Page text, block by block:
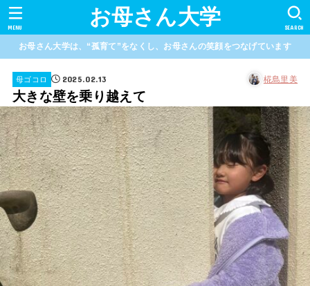
お母さん大学 SEARCH
MENU
お母さん大学は、“孤育て”をなくし、お母さんの笑顔をつなげています
母ゴコロ 2025.02.13 椛島里美
大きな壁を乗り越えて